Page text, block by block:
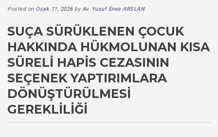
Posted on Ocak 11, 2026byAv. Yusuf Enes ARSLAN
SUÇA SÜRÜKLENEN ÇOCUK
HAKKINDA HÜKMOLUNAN KISA
SÜRELI HAPIS CEZASININ
SEÇENEK YAPTIRIMLARA
DÖNÜŞTÜRÜLMESI
GEREKLILIĞI